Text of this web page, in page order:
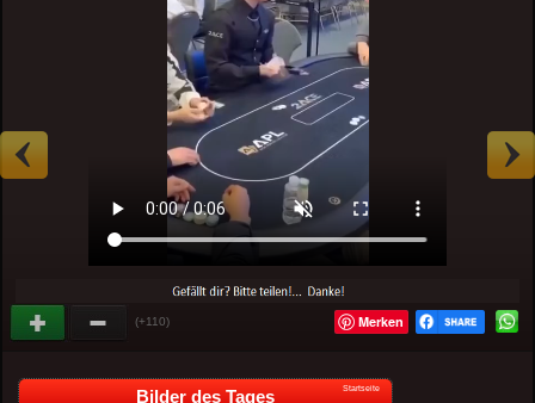
(+110) Merken
Bilder des Tages Startseite